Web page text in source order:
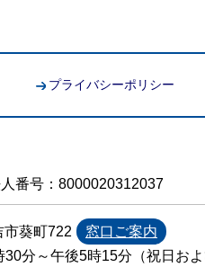
プライバシーポリシー
番号：8000020312037
市葵町722
窓口ご案内
分～午後5時15分（祝日およ